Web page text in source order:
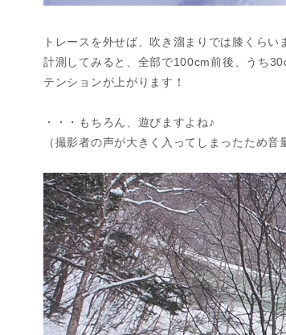
トレースを外せば、吹き溜まりでは膝くら
計測してみると、全部で100cm前後、うち
テンションが上がります！
・・・もちろん、遊びますよね♪
（撮影者の声が大きく入ってしまったため音